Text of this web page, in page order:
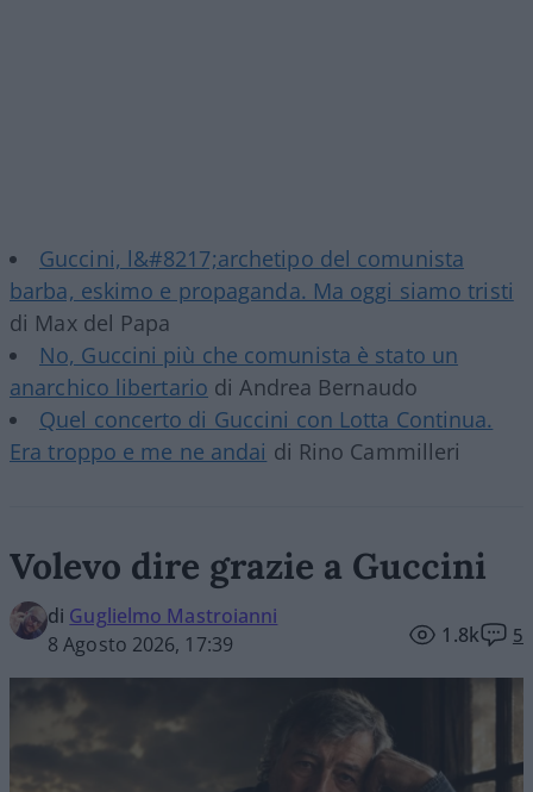
Guccini, l&#8217;archetipo del comunista
barba, eskimo e propaganda. Ma oggi siamo tristi
di Max del Papa
No, Guccini più che comunista è stato un
anarchico libertario di Andrea Bernaudo
Quel concerto di Guccini con Lotta Continua.
Era troppo e me ne andai di Rino Cammilleri
Volevo dire grazie a Guccini
di Guglielmo Mastroianni
8 Agosto 2026, 17:39
1.8k 5